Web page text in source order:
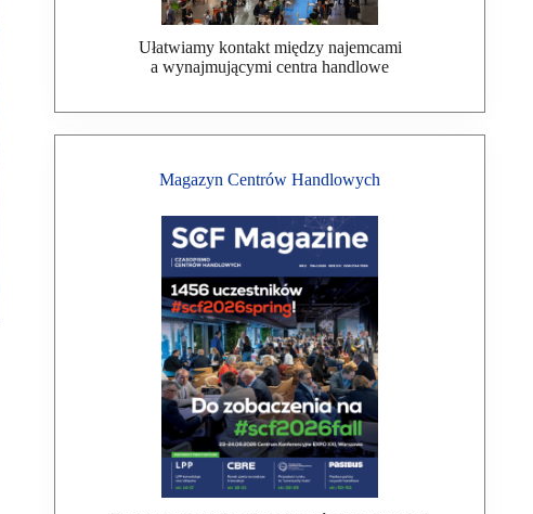
Ułatwiamy kontakt między najemcami
a wynajmującymi centra handlowe
Magazyn Centrów Handlowych